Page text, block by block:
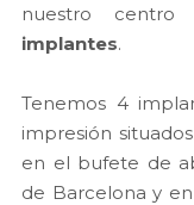
nuestro centro
implantes.
Tenemos 4
impresión
en el bufete de
de Barcelona y